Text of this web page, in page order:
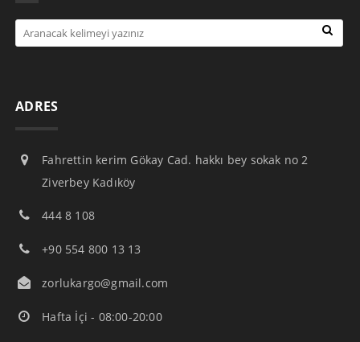
ADRES
Fahrettin kerim Gökay Cad. hakkı bey sokak no 2
Ziverbey Kadıköy
444 8 108
+90 554 800 13 13
zorlukargo@gmail.com
Hafta İçi - 08:00-20:00